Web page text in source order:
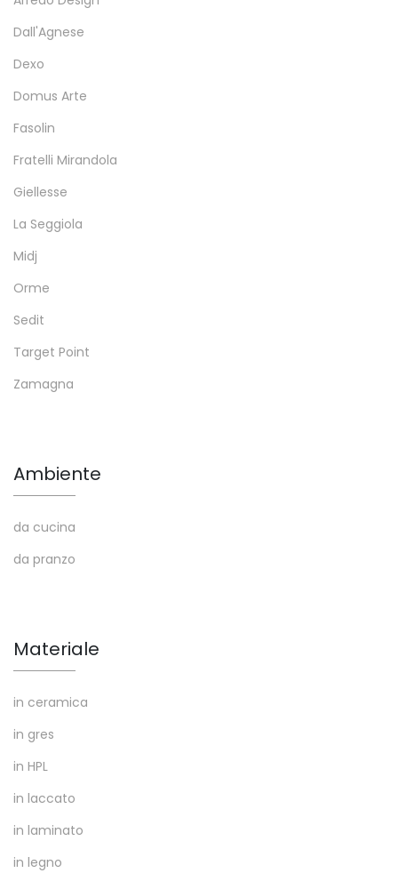
Dall'Agnese
Dexo
Domus Arte
Fasolin
Fratelli Mirandola
Giellesse
La Seggiola
Midj
Orme
Sedit
Target Point
Zamagna
Ambiente
da cucina
da pranzo
Materiale
in ceramica
in gres
in HPL
in laccato
in laminato
in legno